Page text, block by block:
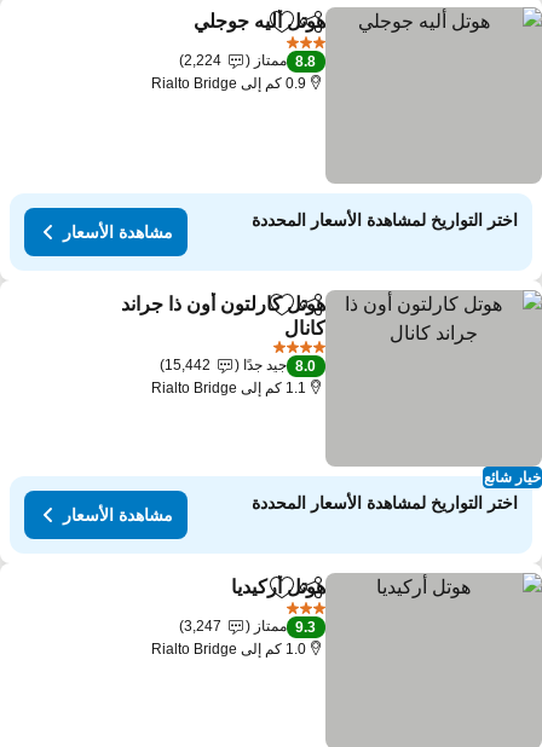
مشاركةAdd to favorites
هوتل أليه جوجلي
8.8 ممتاز
2,224
0.9 كم إلى Rialto Bridge
اختر التواريخ لمشاهدة الأسعار المحددة
مشاهدة الأسعار
شائع
مشاركةAdd to favorites
هوتل كارلتون أون ذا جراند
كانال
مشاهدة الأسعار
8.0 جيد جدًا
15,442
1.1 كم إلى Rialto Bridge
اختر التواريخ لمشاهدة الأسعار المحددة
مشاهدة الأسعار
مشاركةAdd to favorites
هوتل أركيديا
9.3 ممتاز
3,247
1.0 كم إلى Rialto Bridge